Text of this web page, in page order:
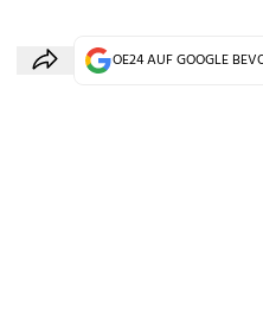
OE24 AUF GOOGLE